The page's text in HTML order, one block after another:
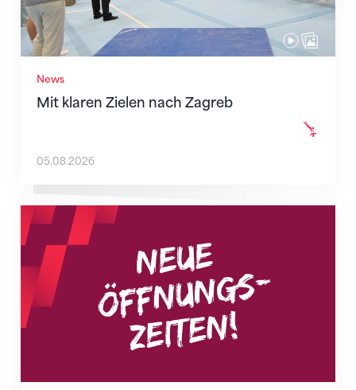
News
Mit klaren Zielen nach Zagreb
05.08.2026
Neue Empfangszeiten ab 1. August 2026